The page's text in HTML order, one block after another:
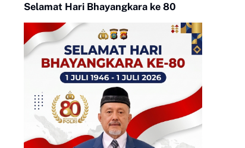
Selamat Hari Bhayangkara ke 80